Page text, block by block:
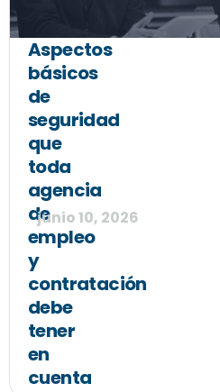
Aspectos
básicos
de
seguridad
que
toda
agencia
de
empleo
y
contratación
debe
tener
en
cuenta
junio 10, 2026